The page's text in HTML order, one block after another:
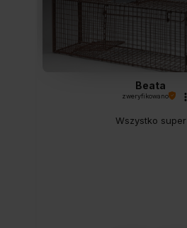
Beata
zweryfikowano
Wszystko super